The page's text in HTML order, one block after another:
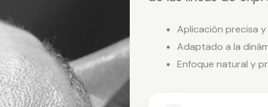
Aplicación precisa
Adaptado a la
Enfoque natural y